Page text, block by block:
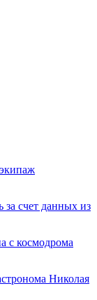
счет данных из
с космодрома
Николая